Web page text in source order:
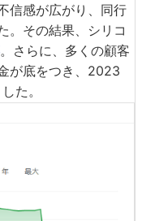
信感が広がり、同行
。その結果、シリコ
。さらに、多くの顧客
が底をつき、2023
た。